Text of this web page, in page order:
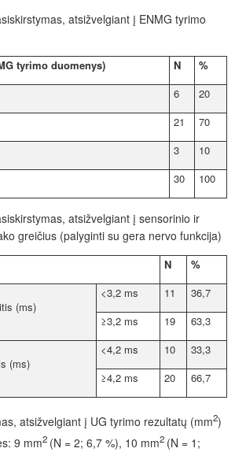
atsižvelgiant į ENMG tyrimo
tyrimo duomenys) N
%
6
20
21
70
3
10
30 100
atsižvelgiant į sensorinio ir
greičius (palyginti su gera nervo funkcija)
N %
(ms)
<3,2 ms 11
36,7
≥3,2 ms 19 63,3
(ms)
<4,2 ms 10
33,3
≥4,2 ms 20 66,7
atsižvelgiant į UG tyrimo rezultatų (mm2)
9 mm2 (N = 2; 6,7 %), 10 mm2 (N = 1;